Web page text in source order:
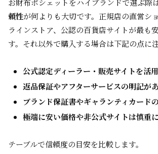
お財布ポシェットをハイブランドで選ぶ際は
頼性が何よりも大切です。正規店の直営シ
ラインストア、公認の百貨店サイトが最も
す。それ以外で購入する場合は下記の点に
公式認定ディーラー・販売サイトを活用
返品保証やアフターサービスの明記が
ブランド保証書やギャランティカード
極端に安い価格や非公式サイトは慎重
テーブルで信頼度の目安を比較します。